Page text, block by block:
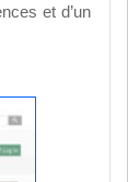
et d’un